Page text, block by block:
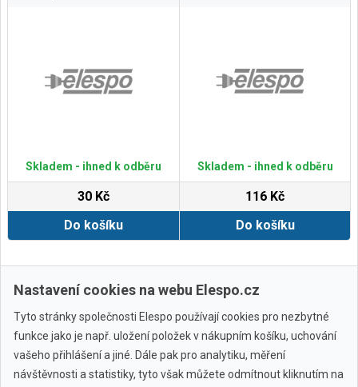
Skladem - ihned k odběru
30 Kč
Do košíku
Skladem - ihned k odběru
116 Kč
Do košíku
Zobrazit další
Nastavení cookies na webu Elespo.cz
Tyto stránky společnosti Elespo používají cookies pro nezbytné
funkce jako je např. uložení položek v nákupním košíku, uchování
vašeho přihlášení a jiné. Dále pak pro analytiku, měření
návštěvnosti a statistiky, tyto však můžete odmítnout kliknutím na